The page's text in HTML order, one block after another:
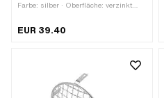
Farbe: silber · Oberfläche: verzinkt
EUR 39.40